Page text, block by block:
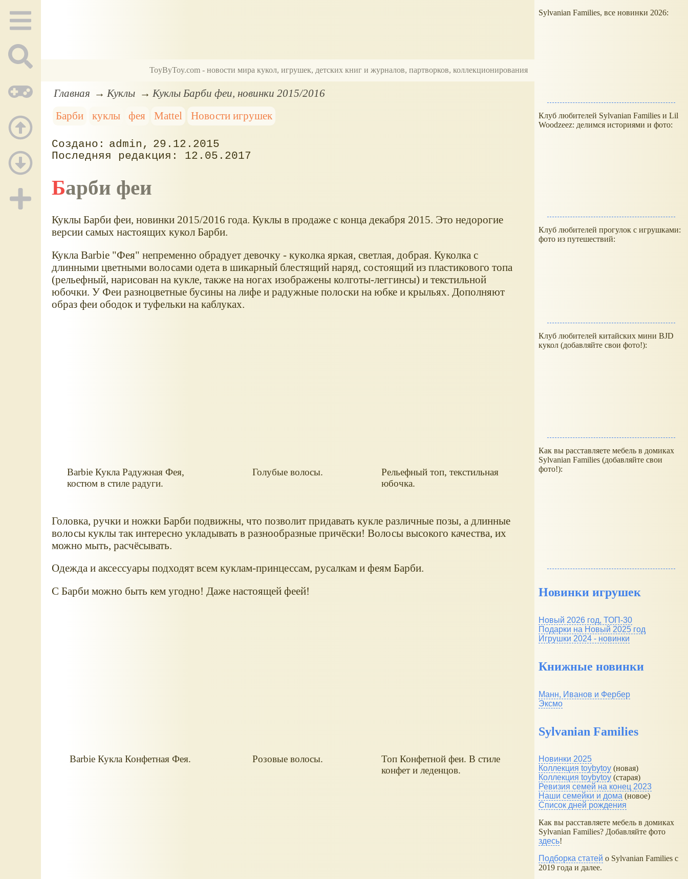
ToyByToy.com - новости мира кукол, игрушек, детских книг и журналов, партворков, коллекционирования
Главная Куклы
Куклы Барби феи, новинки 2015/2016
Барби
куклы фея Mattel Новости игрушек
admin
29.12.2015
12.05.2017
Барби феи
Куклы Барби феи, новинки 2015/2016 года. Куклы в продаже с конца декабря 2015. Это недорогие
версии самых настоящих кукол Барби.
Кукла Barbie "Фея" непременно обрадует девочку - куколка яркая, светлая, добрая. Куколка с
длинными цветными волосами одета в шикарный блестящий наряд, состоящий из пластикового топа
(рельефный, нарисован на кукле, также на ногах изображены колготы-леггинсы) и текстильной
юбочки. У Феи разноцветные бусины на лифе и радужные полоски на юбке и крыльях. Дополняют
образ феи ободок и туфельки на каблуках.
Barbie Кукла Радужная Фея,
костюм в стиле радуги.
Голубые волосы.
Рельефный топ, текстильная
юбочка.
Головка, ручки и ножки Барби подвижны, что позволит придавать кукле различные позы, а длинные
волосы куклы так интересно укладывать в разнообразные причёски! Волосы высокого качества, их
можно мыть, расчёсывать.
Одежда и аксессуары подходят всем куклам-принцессам, русалкам и феям Барби.
С Барби можно быть кем угодно! Даже настоящей феей!
Barbie Кукла Конфетная Фея. Розовые волосы.
Топ Конфетной феи. В стиле
конфет и леденцов.
Sylvanian Families, все новинки 2026:
Клуб любителей Sylvanian Families и Lil
Woodzeez: делимся историями и фото:
Клуб любителей прогулок с игрушками:
фото из путешествий:
Клуб любителей китайских мини BJD
кукол (добавляйте свои фото!):
Как вы расставляете мебель в домиках
Sylvanian Families (добавляйте свои
фото!):
Новинки игрушек
Новый 2026 год, ТОП-30
Подарки на Новый 2025 год
Игрушки 2024 - новинки
Книжные новинки
Манн, Иванов и Фербер
Эксмо
Sylvanian Families
Новинки 2025
Коллекция toybytoy (новая)
Коллекция toybytoy (старая)
Ревизия семей на конец 2023
Наши семейки и дома (новое)
Список дней рождения
Как вы расставляете мебель в домиках
Sylvanian Families? Добавляйте фото
здесь!
Подборка статей о Sylvanian Families с
2019 года и далее.